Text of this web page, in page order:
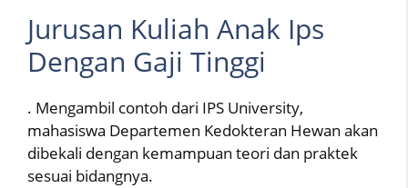
Jurusan Kuliah Anak Ips
Dengan Gaji Tinggi
. Mengambil contoh dari IPS University,
mahasiswa Departemen Kedokteran Hewan akan
dibekali dengan kemampuan teori dan praktek
sesuai bidangnya.